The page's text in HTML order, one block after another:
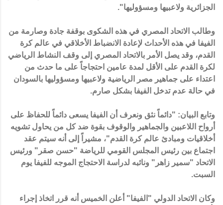
الجزائرية ولاعبيها ومسؤوليها".
وطالب الاتحاد المصري في هذه الشكوى بوقفة جادة وصارمة من
الفيفا في هذه الأحداث لإعادة الانضباط الأخلاقي في عالم كرة
القدم، وقد يصل الأمر بالاتحاد المصري إلى وقف النشاط الرياضي
لكرة القدم على الأقل لمدة عامين احتجاجاً على ما حدث من
اعتداء على جماهير مصر الرياضية ولاعبيها ومسؤوليها بالسودان
في حالة عدم تدخل الفيفا بشكل صارم.
وتابع البيان: "دائماً نثق ونعرف أن الفيفا يسعى دائماً للحفاظ على
أرواح اللاعبين والجماهير والوقوف بقوة ضد كل من يحاول تشويه
أخلاقيات ومبادئ عالم كرة القدم"، مشيراً إلى أنه سيتم عقد
اجتماع بين رئيس المجلس القومي للرياضة "حسن صقر" ورئيس
الاتحاد "سمير زاهر" ونائبه لدراسة الاحتجاج الموجه للفيفا يوم
السبت.
وكان الاتحاد الدولي "الفيفا" أعلن الخميس أنه قرر اتخاذ إجراء